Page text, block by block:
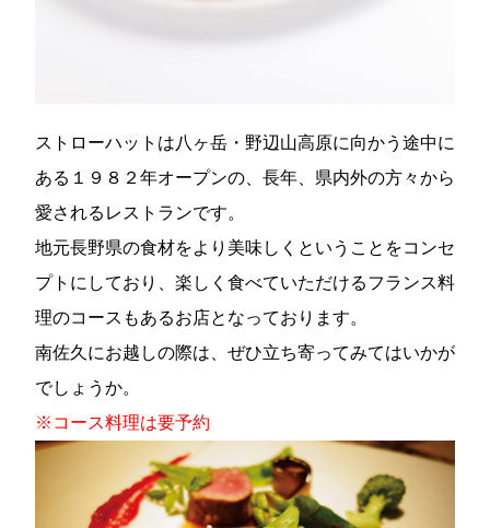
ストローハットは八ヶ岳・野辺山高原に向かう途中に
ある１９８２年オープンの、長年、県内外の方々から
愛されるレストランです。
地元長野県の食材をより美味しくということをコンセ
プトにしており、楽しく食べていただけるフランス料
理のコースもあるお店となっております。
南佐久にお越しの際は、ぜひ立ち寄ってみてはいかが
でしょうか。
※コース料理は要予約